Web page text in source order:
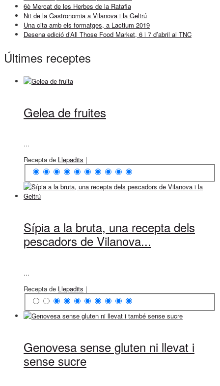
6è Mercat de les Herbes de la Ratafia
Nit de la Gastronomia a Vilanova i la Geltrú
Una cita amb els formatges, a Lactium 2019
Desena edició d’All Those Food Market, 6 i 7 d’abril al TNC
Últimes receptes
Gelea de fruites
...
Recepta de Llepadits |
Sípia a la bruta, una recepta dels
pescadors de Vilanova...
...
Recepta de Llepadits |
Genovesa sense gluten ni llevat i
sense sucre